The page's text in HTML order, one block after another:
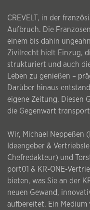
CREVELT, in der
Aufbruch. Die
einem bis dahin
Zivilrecht hielt Einzug,
strukturiert und auch
Leben zu genießen –
Darüber hinaus
eigene Zeitung. Diesen
die Gegenwart
Wir, Michael Neppeßen
Ideengeber &
Chefredakteur) und
port01 & KR-ONE-
bieten, was Sie an der
neuen Gewand,
aufbereitet. Ein Medium